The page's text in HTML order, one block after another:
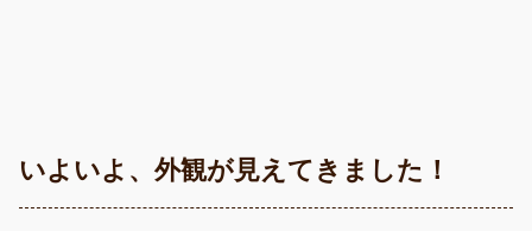
いよいよ、外観が見えてきました！